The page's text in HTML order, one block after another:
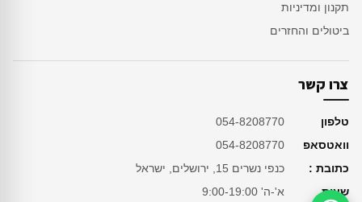
תקנון ומדיניות
ביטולים והחזרים
צרו קשר
טלפון
054-8208770
וואטסאפ
054-8208770
כתובת :
כנפי נשרים 15, ירושלים, ישראל
שעות
א'-ה' 9:00-19:00